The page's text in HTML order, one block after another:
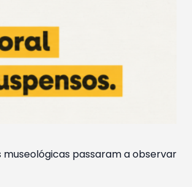
museológicas passaram a observar